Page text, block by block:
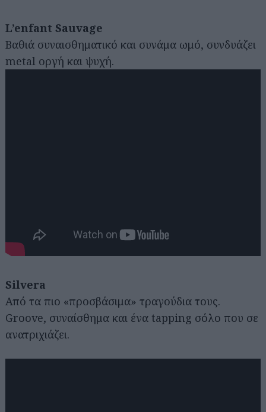
L’enfant Sauvage
Βαθιά συναισθηματικό και συνάμα ωμό, συνδυάζει
metal οργή και ψυχή.
Silvera
Από τα πιο «προσβάσιμα» τραγούδια τους.
Groove, συναίσθημα και ένα tapping σόλο που σε
ανατριχιάζει.